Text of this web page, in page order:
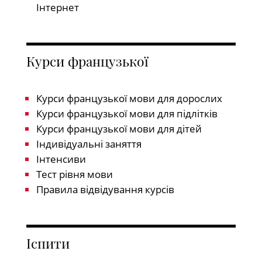
Інтернет
Курси французької
Курси французької мови для дорослих
Курси французької мови для підлітків
Курси французької мови для дітей
Індивідуальні заняття
Інтенсиви
Тест рівня мови
Правила відвідування курсів
Іспити